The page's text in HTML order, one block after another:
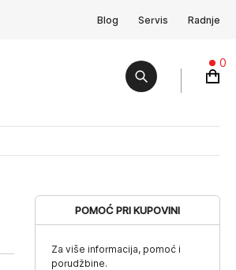
Blog Servis Radnje
0
POMOĆ PRI KUPOVINI
Za više informacija, pomoć i
porudžbine.